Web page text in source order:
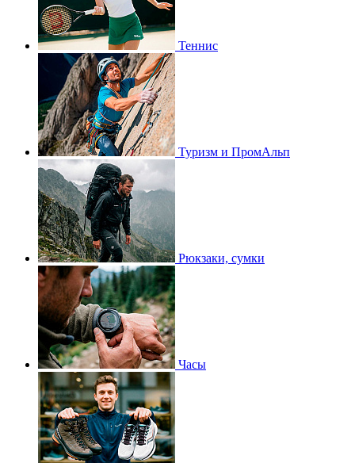
Теннис
Туризм и ПромАльп
Рюкзаки, сумки
Часы